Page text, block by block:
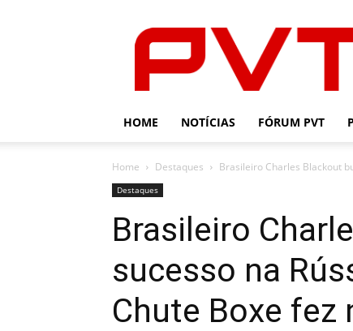
HOME NOTÍCIAS FÓRUM PVT
Home Destaques Brasileiro Charles Blackout
Destaques
Brasileiro
sucesso na
Chute Boxe fez